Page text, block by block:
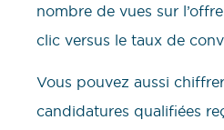
nombre de vues sur
clic versus le taux de
Vous pouvez aussi
candidatures qualifiées